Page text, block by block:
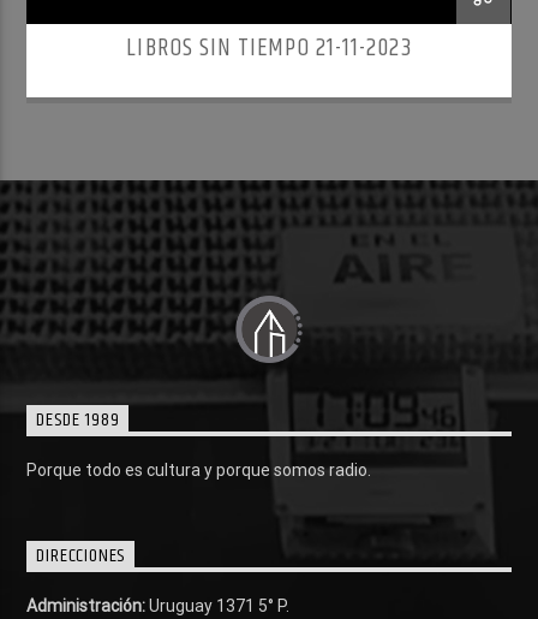
LIBROS SIN TIEMPO 21-11-2023
DESDE 1989
Porque todo es cultura y porque somos radio.
DIRECCIONES
Administración:Uruguay 1371 5° P.